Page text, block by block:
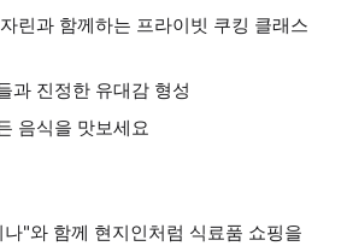
린과 함께하는 프라이빗 쿠킹 클래스
과 진정한 유대감 형성
음식을 맛보세요
"와 함께 현지인처럼 식료품 쇼핑을